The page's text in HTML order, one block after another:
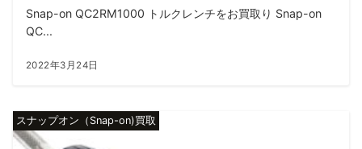
Snap-on QC2RM1000 トルクレンチをお買取り Snap-on
QC...
2022年3月24日
スナップオン（Snap-on)買取